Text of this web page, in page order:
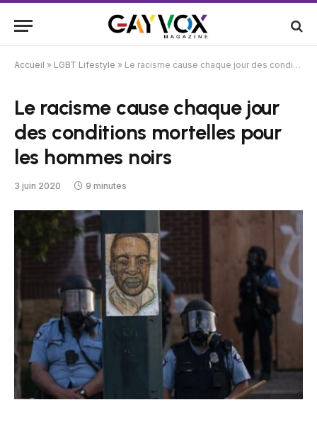
Accueil » LGBT Lifestyle » Le racisme cause chaque jour des conditions mortelles pour les hommes noirs
Le racisme cause chaque jour
des conditions mortelles pour
les hommes noirs
3 juin 2020 9 minutes